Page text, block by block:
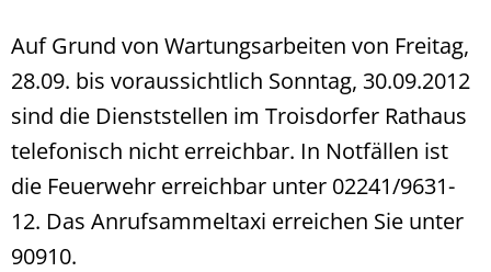
Auf Grund von Wartungsarbeiten von Freitag,
28.09. bis voraussichtlich Sonntag, 30.09.2012
sind die Dienststellen im Troisdorfer Rathaus
telefonisch nicht erreichbar. In Notfällen ist
die Feuerwehr erreichbar unter 02241/9631-
12. Das Anrufsammeltaxi erreichen Sie unter
90910.